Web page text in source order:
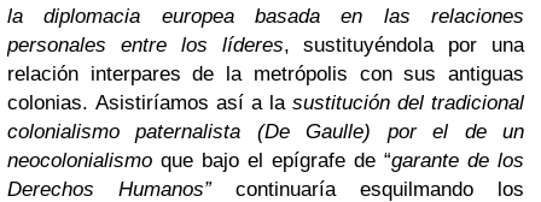
la diplomacia europea basada en las relaciones
personales entre los líderes,
sustituyéndola por una
relación interpares de la metrópolis con sus antiguas
colonias. Asistiríamos así a la sustitución del tradicional
colonialismo paternalista (De Gaulle) por el de un
neocolonialismo que bajo el epígrafe de “garante de los
Derechos Humanos”
continuaría esquilmando los